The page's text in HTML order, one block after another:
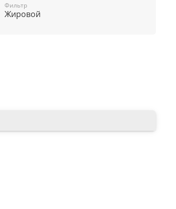
Фильтр
Жировой